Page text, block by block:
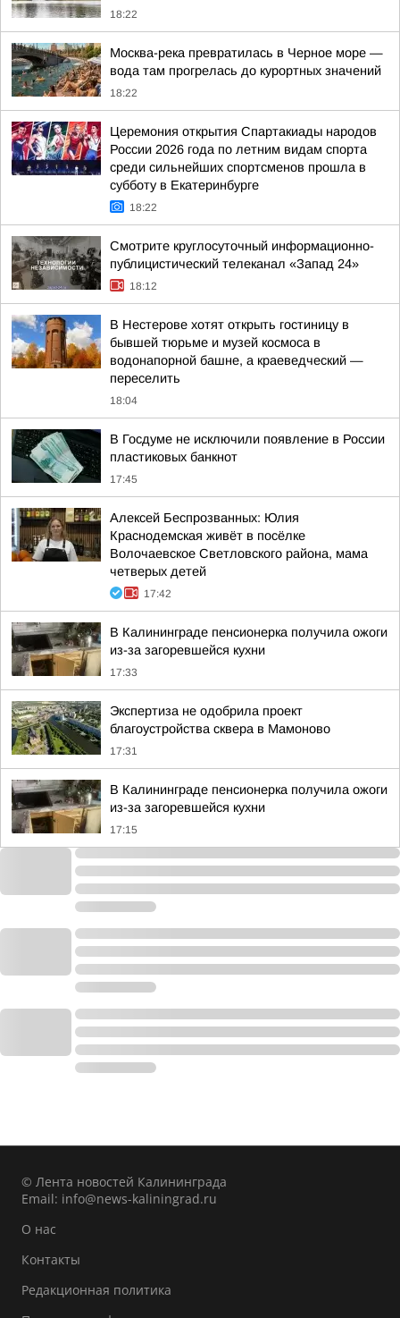
18:22
Москва-река превратилась в Черное море —
вода там прогрелась до курортных значений
18:22
Церемония открытия Спартакиады народов
России 2026 года по летним видам спорта
среди сильнейших спортсменов прошла в
субботу в Екатеринбурге
18:22
Смотрите круглосуточный информационно-
публицистический телеканал «Запад 24»
18:12
В Нестерове хотят открыть гостиницу в
бывшей тюрьме и музей космоса в
водонапорной башне, а краеведческий —
переселить
18:04
В Госдуме не исключили появление в России
пластиковых банкнот
17:45
Алексей Беспрозванных: Юлия
Краснодемская живёт в посёлке
Волочаевское Светловского района, мама
четверых детей
17:42
В Калининграде пенсионерка получила ожоги
из-за загоревшейся кухни
17:33
Экспертиза не одобрила проект
благоустройства сквера в Мамоново
17:31
В Калининграде пенсионерка получила ожоги
из-за загоревшейся кухни
17:15
© Лента новостей Калининграда
Email: info@news-kaliningrad.ru
О нас
Контакты
Редакционная политика